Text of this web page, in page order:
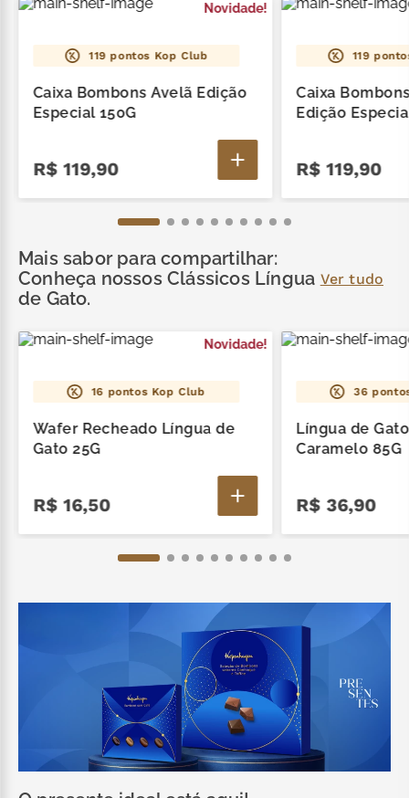
Novidade!
119 pontos Kop Club
Caixa Bombons Avelã Edição
Especial 150G
R$ 119,90
119
Caixa
Edição
R$ 119,90
Mais sabor para compartilhar:
Conheça nossos Clássicos Língua
de Gato.
Ver tudo
Novidade!
16 pontos Kop Club
Wafer Recheado Língua de
Gato 25G
R$ 16,50
36
Língua de
Caramelo 85G
R$ 36,90